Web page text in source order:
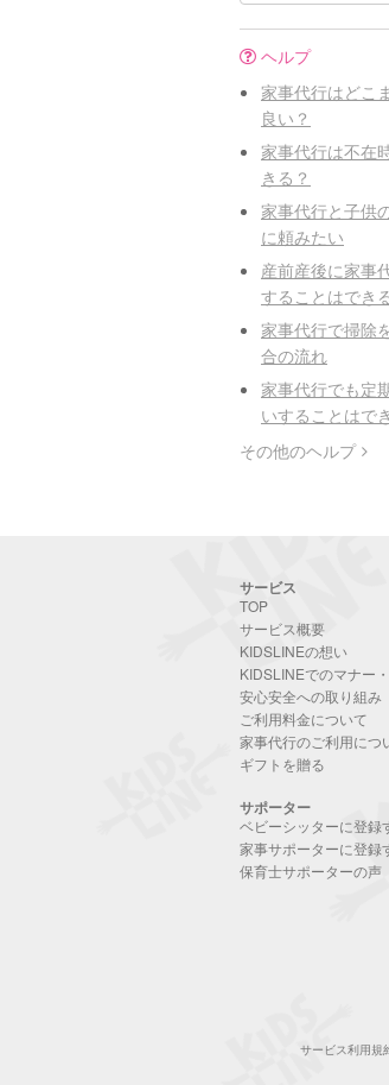
ヘルプ
家事代行はどこ
良い？
家事代行は不在
きる？
家事代行と子供
に頼みたい
産前産後に家事
することはでき
家事代行で掃除
合の流れ
家事代行でも定
いすることはで
その他のヘルプ
サービス
TOP
サービス概要
KIDSLINEの想い
KIDSLINEでのマナー
安心安全への取り組み
ご利用料金について
家事代行のご利用につ
ギフトを贈る
サポーター
ベビーシッターに登録
家事サポーターに登録
保育士サポーターの声
サービス利用規